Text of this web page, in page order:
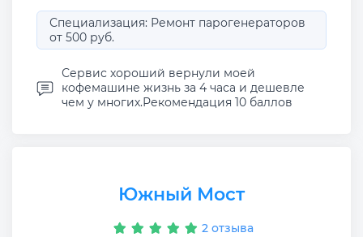
Специализация: Ремонт парогенераторов
от 500 руб.
Сервис хороший вернули моей
кофемашине жизнь за 4 часа и дешевле
чем у многих.Рекомендация 10 баллов
Южный Мост
2 отзыва